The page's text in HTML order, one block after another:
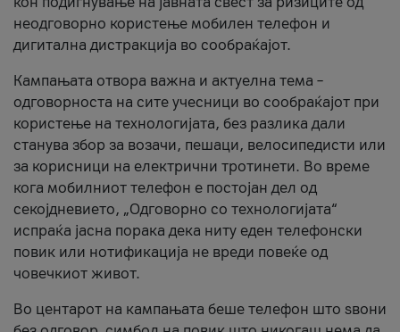
неодговорно користење мобилен телефон и
дигитална дистракција во сообраќајот.
Кампањата отвора важна и актуелна тема –
одговорноста на сите учесници во сообраќајот при
користење на технологијата, без разлика дали
станува збор за возачи, пешаци, велосипедисти или
за корисници на електрични тротинети. Во време
кога мобилниот телефон е постојан дел од
секојдневието, „Одговорно со технологијата“
испраќа јасна порака дека ниту еден телефонски
повик или нотификација не вреди повеќе од
човечкиот живот.
Во центарот на кампањата беше телефон што ѕвони